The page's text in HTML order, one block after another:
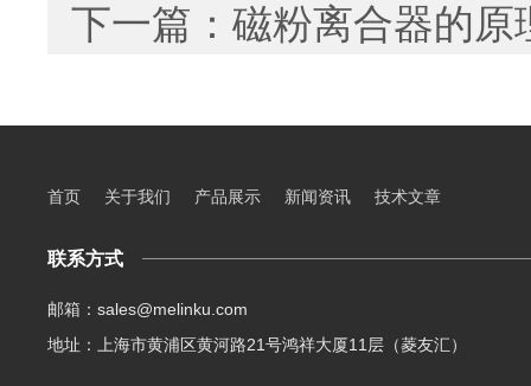
下一篇： 磁粉离合器的原
首页 关于我们 产品展示 新闻资讯 技术文章
联系方式
邮箱：sales@melinku.com
地址：上海市黄浦区黄河路21号鸿祥大厦11层（菱友汇）